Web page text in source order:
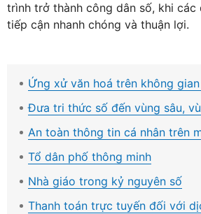
trình trở thành công dân số, khi
tiếp cận nhanh chóng và thuận lợi.
Ứng xử văn hoá trên không
Đưa tri thức số đến vùng sâu,
An toàn thông tin cá nhân trên
Tổ dân phố thông minh
Nhà giáo trong kỷ nguyên số
Thanh toán trực tuyến đối với